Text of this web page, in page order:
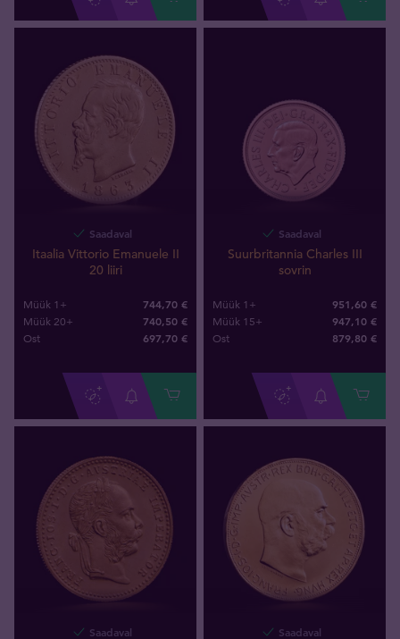
Saadaval
Itaalia Vittorio Emanuele II
20 liiri
Müük 1+ 744,70 €
Müük 20+ 740,50 €
Ost 697,70 €
Saadaval
Suurbritannia Charles III
sovrin
Müük 1+ 951,60 €
Müük 15+ 947,10 €
Ost 879,80 €
Saadaval Saadaval